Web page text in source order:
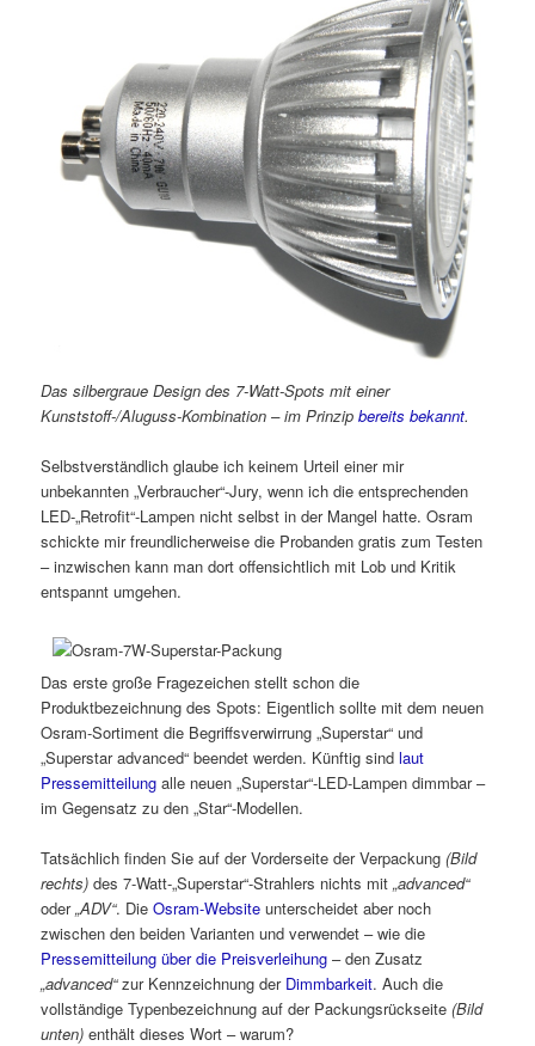
Das silbergraue Design des 7-Watt-Spots mit einer
Kunststoff-/Aluguss-Kombination – im Prinzipbereits bekannt.
Selbstverständlich glaube ich keinem Urteil einer mir
unbekannten „Verbraucher“-Jury, wenn ich die entsprechenden
LED-„Retrofit“-Lampen nicht selbst in der Mangel hatte. Osram
schickte mir freundlicherweise die Probanden gratis zum Testen
– inzwischen kann man dort offensichtlich mit Lob und Kritik
entspannt umgehen.
Das erste große Fragezeichen stellt schon die
Produktbezeichnung des Spots: Eigentlich sollte mit dem neuen
Osram-Sortiment die Begriffsverwirrung „Superstar“ und
„Superstar advanced“ beendet werden. Künftig sindlaut
Pressemitteilung alle neuen „Superstar“-LED-Lampen dimmbar –
im Gegensatz zu den „Star“-Modellen.
Tatsächlich finden Sie auf der Vorderseite der Verpackung(Bild
rechts) des 7-Watt-„Superstar“-Strahlers nichts mit„advanced“
oder„ADV“. DieOsram-Website unterscheidet aber noch
zwischen den beiden Varianten und verwendet – wie die
Pressemitteilung über die Preisverleihung – den Zusatz
„advanced“zur Kennzeichnung der Dimmbarkeit. Auch die
vollständige Typenbezeichnung auf der Packungsrückseite(Bild
unten) enthält dieses Wort – warum?